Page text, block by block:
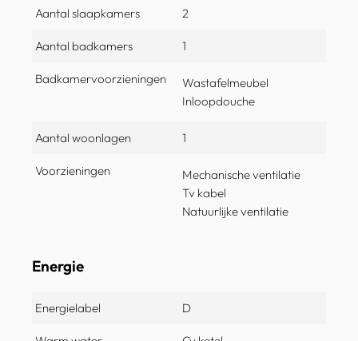
Aantal slaapkamers 2
Aantal badkamers 1
Badkamervoorzieningen
Wastafelmeubel
Inloopdouche
Aantal woonlagen 1
Voorzieningen
Mechanische ventilatie
Tv kabel
Natuurlijke ventilatie
Energie
Energielabel D